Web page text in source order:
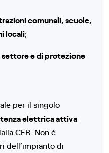
comunali, scuole,
locali;
e di protezione
per il singolo
elettrica attiva
CER. Non è
dell’impianto di